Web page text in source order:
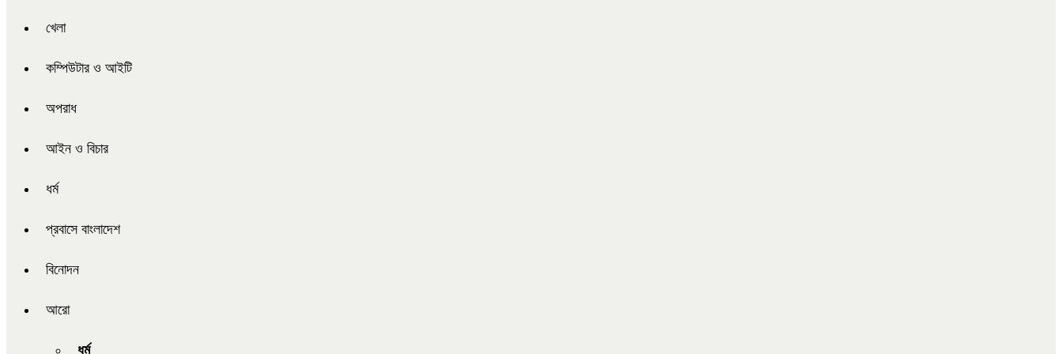
খেলা
কম্পিউটার ও আইটি
অপরাধ
আইন ও বিচার
ধর্ম
প্রবাসে বাংলাদেশ
বিনোদন
আরো
ধর্ম